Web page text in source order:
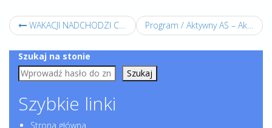
WAKACJI NADCHODZI CZAS – Wspólna słodka i chłodząca degustacja lodów. Program / Aktywny AS – Aktywna Szkoła.
Szukaj na stonie
Szukaj
Szybkie linki
Strona główna